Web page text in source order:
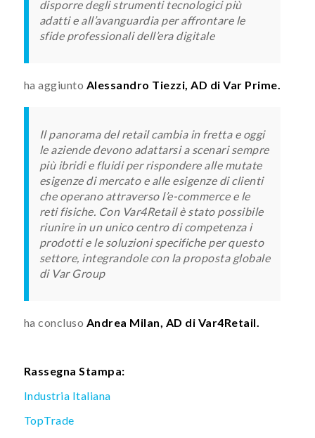
disporre degli strumenti tecnologici più
adatti e all’avanguardia per affrontare le
sfide professionali dell’era digitale
ha aggiunto Alessandro Tiezzi, AD di Var Prime.
Il panorama del retail cambia in fretta e oggi
le aziende devono adattarsi a scenari sempre
più ibridi e fluidi per rispondere alle mutate
esigenze di mercato e alle esigenze di clienti
che operano attraverso l’e-commerce e le
reti fisiche. Con Var4Retail è stato possibile
riunire in un unico centro di competenza i
prodotti e le soluzioni specifiche per questo
settore, integrandole con la proposta globale
di Var Group
ha concluso Andrea Milan, AD di Var4Retail.
Rassegna Stampa:
Industria Italiana
TopTrade